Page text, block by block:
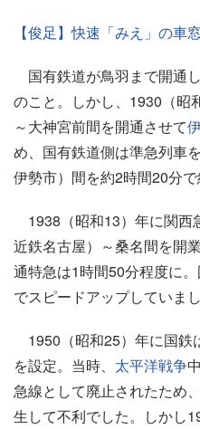
【俊足】快速「みえ」の車
国有鉄道が鳥羽まで開通
のこと。しかし、1930（昭
～大神宮前間を開通させて
め、国有鉄道側は準急列車
伊勢市）間を約2時間20分で
1938（昭和13）年に関西
近鉄名古屋）～桑名間を開
通特急は1時間50分程度に
でスピードアップしていまし
1950（昭和25）年に国鉄
を設定。当時、 太平洋戦争
急線として廃止されたため
生して不利でした。しかし